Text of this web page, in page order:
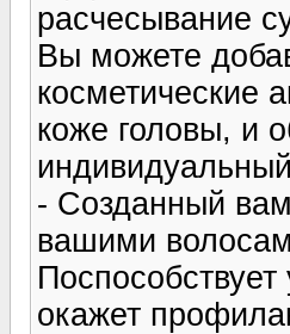
расчесывание
Вы можете
косметические
коже головы, и
- Созданный
вашими
окажет